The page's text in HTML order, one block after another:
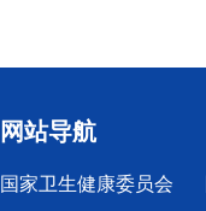
网站导航
国家卫生健康委员会